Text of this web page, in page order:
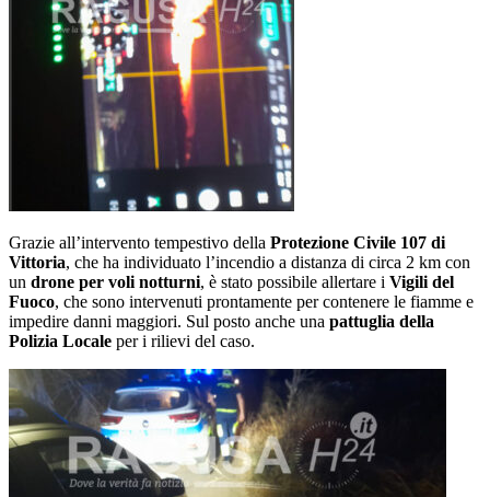
Grazie all’intervento tempestivo della Protezione Civile 107 di
Vittoria, che ha individuato l’incendio a distanza di circa 2 km con
un drone per voli notturni, è stato possibile allertare i Vigili del
Fuoco, che sono intervenuti prontamente per contenere le fiamme e
impedire danni maggiori. Sul posto anche una pattuglia della
Polizia Locale per i rilievi del caso.